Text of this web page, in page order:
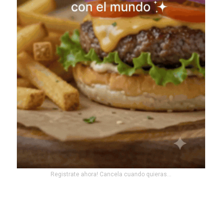
Registrate ahora! Cancela cuando quieras...